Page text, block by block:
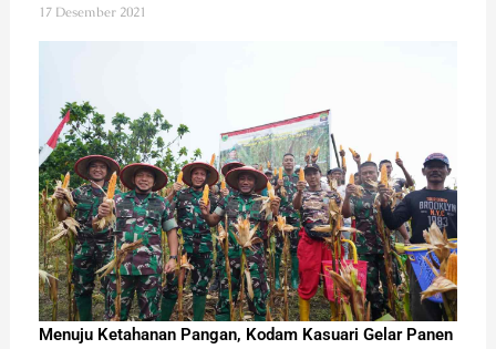
17 Desember 2021
Menuju Ketahanan Pangan, Kodam Kasuari Gelar Panen